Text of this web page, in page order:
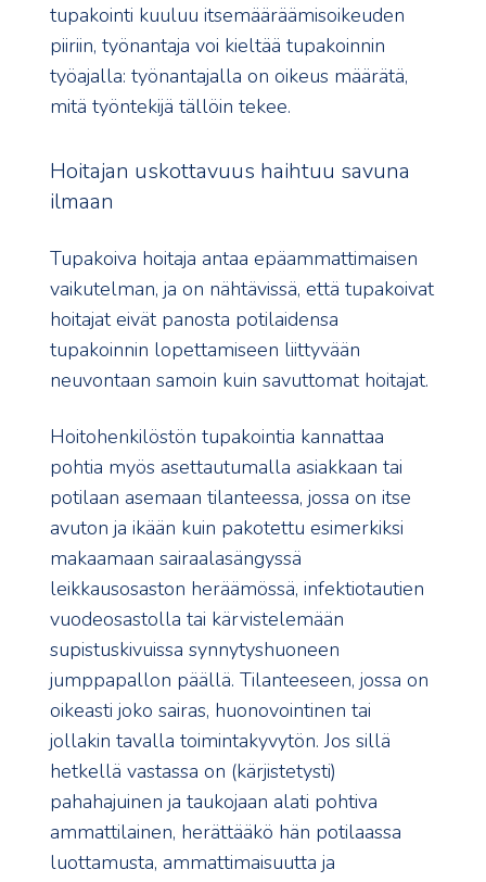
tupakointi kuuluu itsemääräämisoikeuden
piiriin, työnantaja voi kieltää tupakoinnin
työajalla: työnantajalla on oikeus määrätä,
mitä työntekijä tällöin tekee.
Hoitajan uskottavuus haihtuu savuna
ilmaan
Tupakoiva hoitaja antaa epäammattimaisen
vaikutelman, ja on nähtävissä, että tupakoivat
hoitajat eivät panosta potilaidensa
tupakoinnin lopettamiseen liittyvään
neuvontaan samoin kuin savuttomat hoitajat.
Hoitohenkilöstön tupakointia kannattaa
pohtia myös asettautumalla asiakkaan tai
potilaan asemaan tilanteessa, jossa on itse
avuton ja ikään kuin pakotettu esimerkiksi
makaamaan sairaalasängyssä
leikkausosaston heräämössä, infektiotautien
vuodeosastolla tai kärvistelemään
supistuskivuissa synnytyshuoneen
jumppapallon päällä. Tilanteeseen, jossa on
oikeasti joko sairas, huonovointinen tai
jollakin tavalla toimintakyvytön. Jos sillä
hetkellä vastassa on (kärjistetysti)
pahahajuinen ja taukojaan alati pohtiva
ammattilainen, herättääkö hän potilaassa
luottamusta, ammattimaisuutta ja